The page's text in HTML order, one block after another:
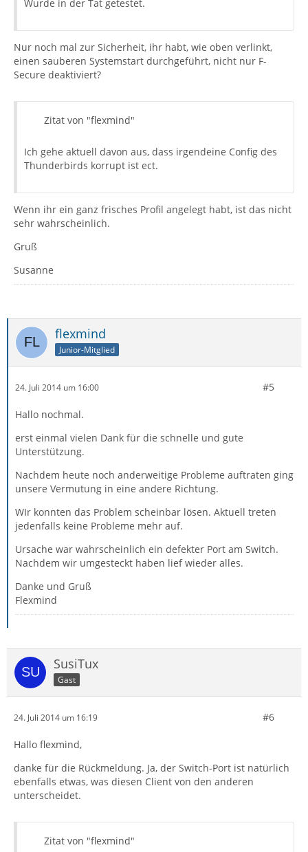
Wurde in der Tat getestet.
Nur noch mal zur Sicherheit, ihr habt, wie oben verlinkt,
einen sauberen Systemstart durchgeführt, nicht nur F-
Secure deaktiviert?
Zitat von "flexmind"
Ich gehe aktuell davon aus, dass irgendeine Config des
Thunderbirds korrupt ist ect.
Wenn ihr ein ganz frisches Profil angelegt habt, ist das nicht
sehr wahrscheinlich.
Gruß
Susanne
flexmind
Junior-Mitglied
24. Juli 2014 um 16:00 #5
Hallo nochmal.
erst einmal vielen Dank für die schnelle und gute
Unterstützung.
Nachdem heute noch anderweitige Probleme auftraten ging
unsere Vermutung in eine andere Richtung.
WIr konnten das Problem scheinbar lösen. Aktuell treten
jedenfalls keine Probleme mehr auf.
Ursache war wahrscheinlich ein defekter Port am Switch.
Nachdem wir umgesteckt haben lief wieder alles.
Danke und Gruß
Flexmind
SusiTux
Gast
24. Juli 2014 um 16:19 #6
Hallo flexmind,
danke für die Rückmeldung. Ja, der Switch-Port ist natürlich
ebenfalls etwas, was diesen Client von den anderen
unterscheidet.
Zitat von "flexmind"